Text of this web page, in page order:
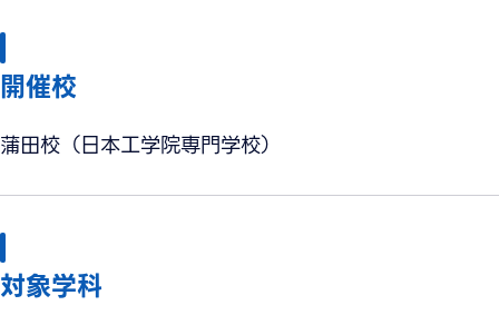
開催校
蒲田校（日本工学院専門学校）
対象学科